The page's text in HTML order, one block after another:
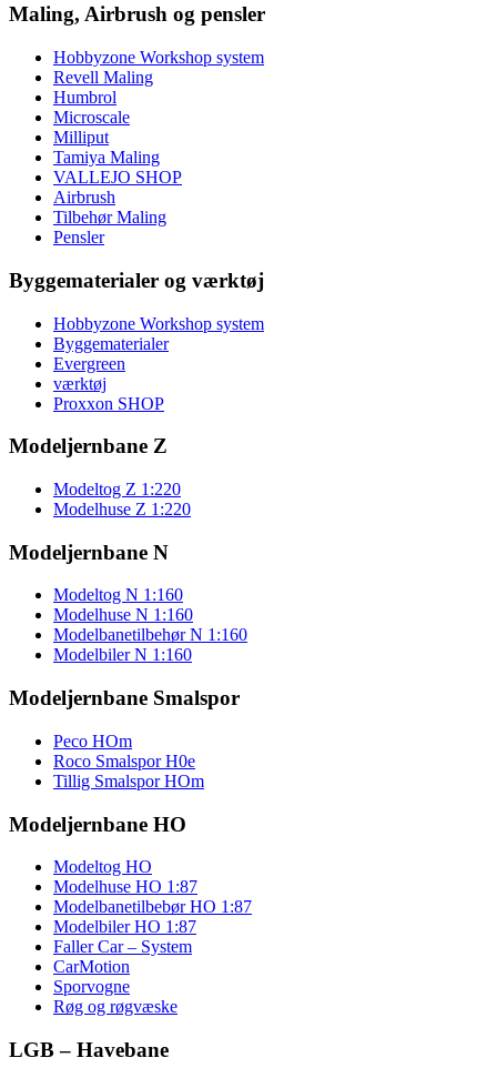
Maling, Airbrush og pensler
Hobbyzone Workshop system
Revell Maling
Humbrol
Microscale
Milliput
Tamiya Maling
VALLEJO SHOP
Airbrush
Tilbehør Maling
Pensler
Byggematerialer og værktøj
Hobbyzone Workshop system
Byggematerialer
Evergreen
værktøj
Proxxon SHOP
Modeljernbane Z
Modeltog Z 1:220
Modelhuse Z 1:220
Modeljernbane N
Modeltog N 1:160
Modelhuse N 1:160
Modelbanetilbehør N 1:160
Modelbiler N 1:160
Modeljernbane Smalspor
Peco HOm
Roco Smalspor H0e
Tillig Smalspor HOm
Modeljernbane HO
Modeltog HO
Modelhuse HO 1:87
Modelbanetilbebør HO 1:87
Modelbiler HO 1:87
Faller Car – System
CarMotion
Sporvogne
Røg og røgvæske
LGB – Havebane